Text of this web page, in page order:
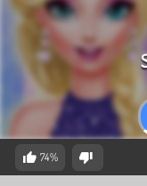
74%